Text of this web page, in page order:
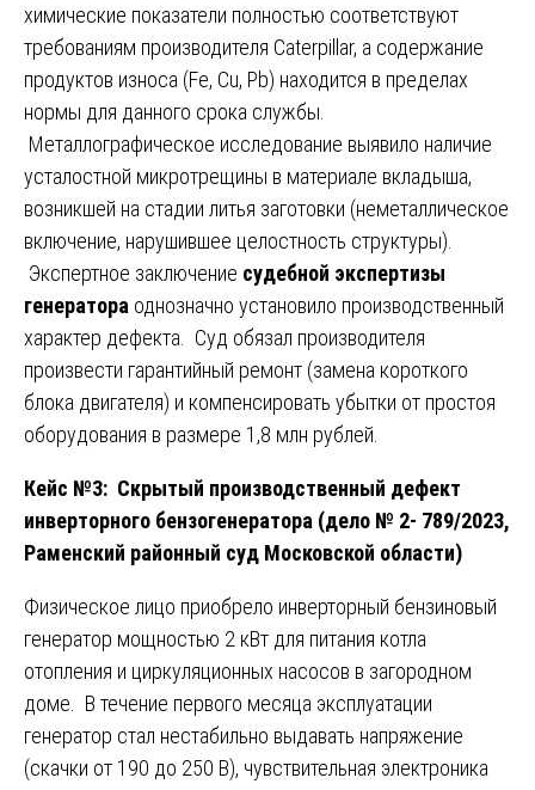
химические показатели полностью соответствуют
требованиям производителя Caterpillar, а содержание
продуктов износа (Fe, Cu, Pb) находится в пределах
нормы для данного срока службы.
Металлографическое исследование выявило наличие
усталостной микротрещины в материале вкладыша,
возникшей на стадии литья заготовки (неметаллическое
включение, нарушившее целостность структуры).
Экспертное заключение судебной экспертизы
генератора однозначно установило производственный
характер дефекта. Суд обязал производителя
произвести гарантийный ремонт (замена короткого
блока двигателя) и компенсировать убытки от простоя
оборудования в размере 1,8 млн рублей.
Кейс №3: Скрытый производственный дефект
инверторного бензогенератора (дело № 2- 789/2023,
Раменский районный суд Московской области)
Физическое лицо приобрело инверторный бензиновый
генератор мощностью 2 кВт для питания котла
отопления и циркуляционных насосов в загородном
доме. В течение первого месяца эксплуатации
генератор стал нестабильно выдавать напряжение
(скачки от 190 до 250 В), чувствительная электроника